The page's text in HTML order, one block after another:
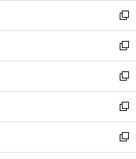
く
で
開
く
ド
ウ
で
開
く
し
い
ウ
ィ
ン
ド
ウ
で
開
く
新
し
い
ウ
ィ
ン
ド
ウ
で
開
新
し
い
ウ
ィ
ン
ド
ウ
新
し
い
ウ
ィ
ン
新
し
い
ウ
新
し